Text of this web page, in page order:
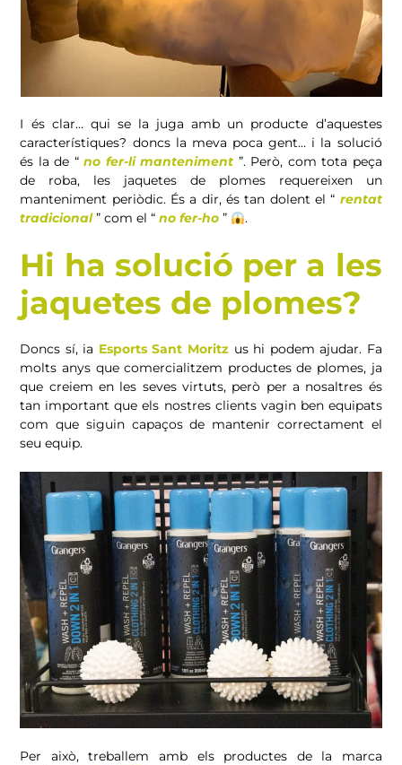
I és clar… qui se la juga amb un producte d’aquestes
característiques? doncs la meva poca gent… i la solució
és la de “no fer-li manteniment ”. Però, com tota peça
de roba, les jaquetes de plomes requereixen un
manteniment periòdic. És a dir, és tan dolent el “ rentat
tradicional” com el “no fer-ho ” .
Hi ha solució per a les
jaquetes de plomes?
Doncs sí, ia Esports Sant Moritz us hi podem ajudar. Fa
molts anys que comercialitzem productes de plomes, ja
que creiem en les seves virtuts, però per a nosaltres és
tan important que els nostres clients vagin ben equipats
com que siguin capaços de mantenir correctament el
seu equip.
Per això, treballem amb els productes de la marca